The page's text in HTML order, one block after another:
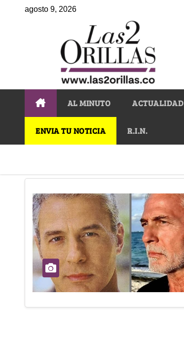
agosto 9, 2026
AL MINUTO ACTUALIDAD
ENVIA TU NOTICIA R.I.N.